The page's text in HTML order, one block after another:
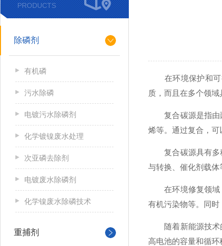
PRODUCTS
除磷剂
有机磷
污水除磷
电镀污水除磷剂
化学镀镍废水处理
次亚磷去除剂
电镀废水除磷剂
化学镍废水除磷技术
重捕剂
在环境保护和可
质，而且在多个领
复合碳源是指由两
烯等。通过复合，
复合碳源具有多种
与转换、催化剂载
在环境修复领域，
有机污染物等。同
随着新能源技术的
高电池的容量和循